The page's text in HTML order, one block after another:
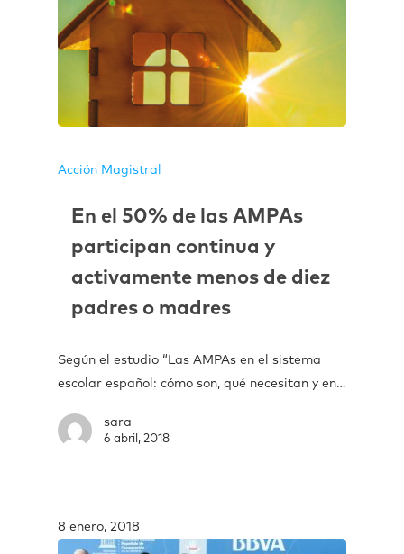
Acción Magistral
En el 50% de las AMPAs
participan continua y
activamente menos de diez
padres o madres
Según el estudio “Las AMPAs en el sistema
escolar español: cómo son, qué necesitan y en…
sara
6 abril, 2018
8 enero, 2018